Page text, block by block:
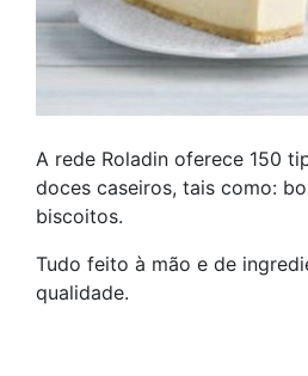
A rede Roladin oferece 150
doces caseiros, tais como:
biscoitos.
Tudo feito à mão e de
qualidade.